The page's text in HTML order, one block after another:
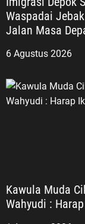
Waspadai
6 Agustus 2026
Kawula Muda
Wahyudi :